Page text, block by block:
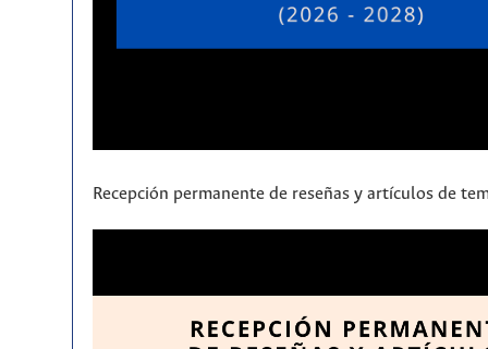
Recepción permanente de reseñas y artículos de